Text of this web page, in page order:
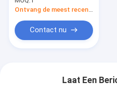
Nieuws
Gevallen
Vraag een offerte
voor kinderen
Ontvang de meest recente Prijs
Contact nu
Laat Een